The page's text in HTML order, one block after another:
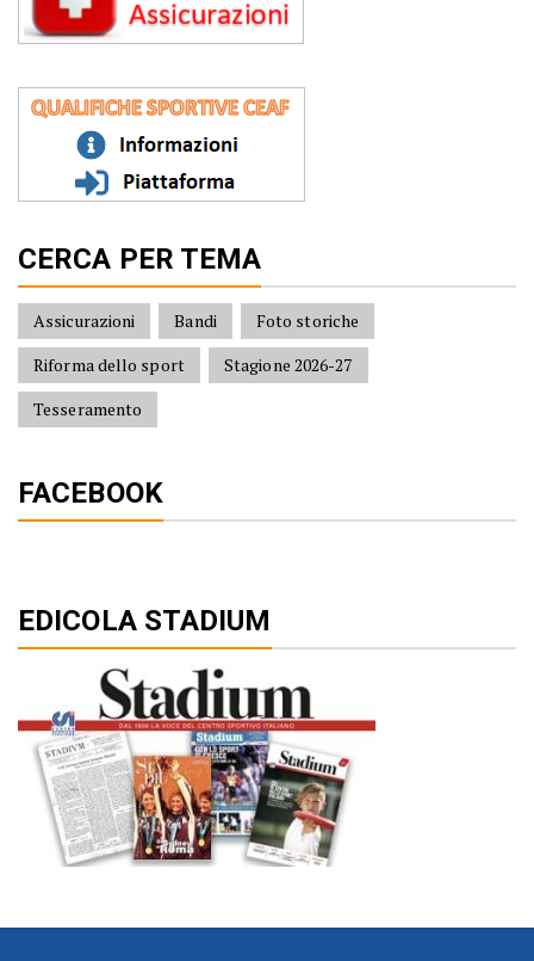
CERCA PER TEMA
Assicurazioni Bandi
Foto storiche
Riforma dello sport
Stagione 2026-27
Tesseramento
FACEBOOK
EDICOLA STADIUM